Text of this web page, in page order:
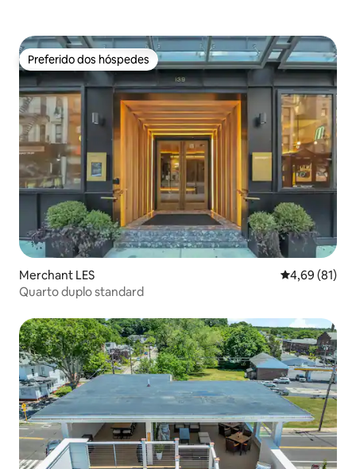
Preferido dos hóspedes
Preferido dos hóspedes
Merchant LES 4,69 de uma
4,69 (81)
Quarto duplo standard